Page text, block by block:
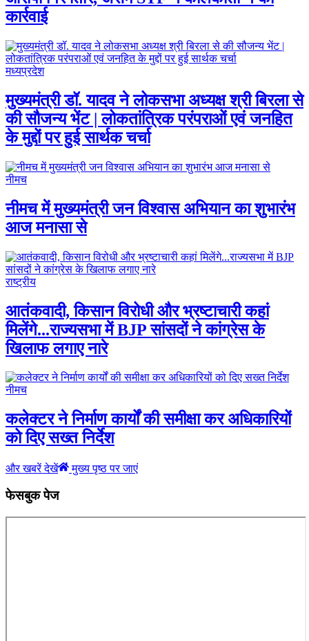
कार्रवाई
मध्यप्रदेश
मुख्यमंत्री डॉ. यादव ने लोकसभा अध्यक्ष श्री बिरला से
की सौजन्य भेंट | लोकतांत्रिक परंपराओं एवं जनहित
के मुद्दों पर हुई सार्थक चर्चा
नीमच
नीमच में मुख्यमंत्री जन विश्वास अभियान का शुभारंभ
आज मनासा से
राष्ट्रीय
आतंकवादी, किसान विरोधी और भ्रष्टाचारी कहां
मिलेंगे...राज्यसभा में BJP सांसदों ने कांग्रेस के
खिलाफ लगाए नारे
नीमच
कलेक्टर ने निर्माण कार्यों की समीक्षा कर अधिकारियों
को दिए सख्त निर्देश
और खबरें देखें मुख्य पृष्ठ पर जाएं
फेसबुक पेज